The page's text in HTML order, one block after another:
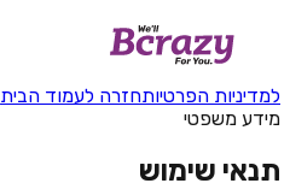
למדיניות הפרטיותחזרה לעמוד הבית
מידע משפטי
תנאי שימוש